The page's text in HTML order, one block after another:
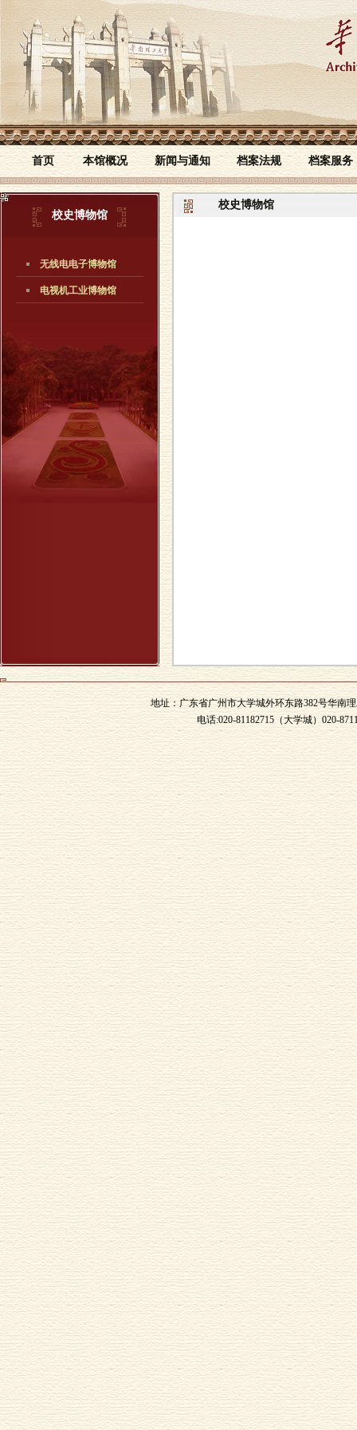
首页 本馆概况 新闻与通知 档案法规 档案服务
校史博物馆
无线电电子博物馆
电视机工业博物馆
校史博物馆
地址：广东省广州市大学城外环东路382号华南
电话:020-81182715（大学城）020-